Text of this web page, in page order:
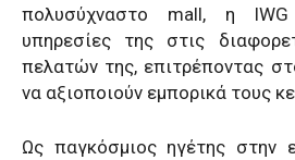
πολυσύχναστο mall, η IWG
υπηρεσίες της στις
πελατών της, επιτρέποντας
να αξιοποιούν εμπορικά τους
Ως παγκόσμιος ηγέτης στην